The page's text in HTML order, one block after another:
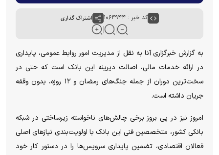
کد خبر : ۱۰۶۴۹۴۴ اشتراک گذاری
به گزارش خبرگزاری آنا به نقل از مدیریت امور روابط عمومی، پایداری
در ارائه خدمات مالی، اصالت دیرینه این بانک است که حتی در
سخت‌ترین دوران‌ از جمله جنگ‌های رمضان و ۱۲ روزه، بدون وقفه
جریان داشته است.
امروز نیز در پی بروز برخی چالش‌های ناخواسته زیرساختی در شبکه
بانکی کشور، متخصصین فنی این بانک با اولویت‌بندی نیازهای اصلی
فعالان اقتصادی، تضمین پایداری سرویس‌ها را در دستور کار خود